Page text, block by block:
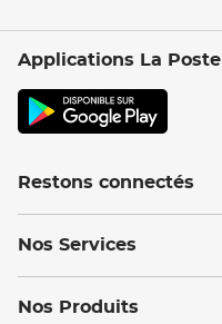
Applications La Poste
Restons connectés
Nos Services
Nos Produits